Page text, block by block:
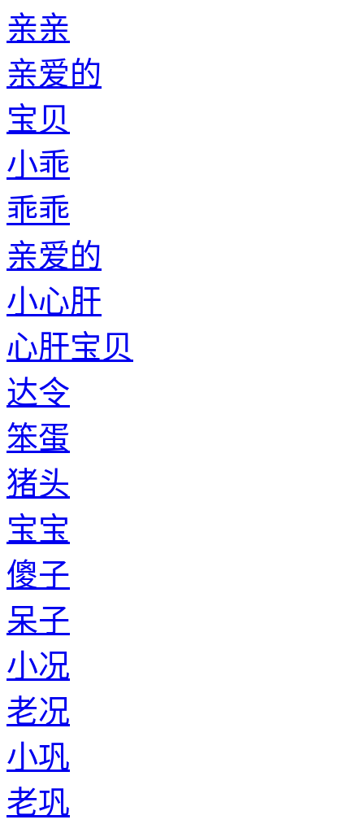
亲亲
亲爱的
宝贝
小乖
乖乖
亲爱的
小心肝
心肝宝贝
达令
笨蛋
猪头
宝宝
傻子
呆子
小况
老况
小巩
老巩